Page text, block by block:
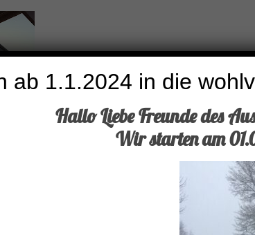
ab 1.1.2024 in die
Hallo Liebe Freunde des
Wir starten am